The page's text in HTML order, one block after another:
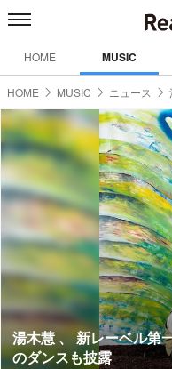
HOME MUSIC
HOME MUSIC ニュース
湯木慧 、 新レーベル
のダンスも披露